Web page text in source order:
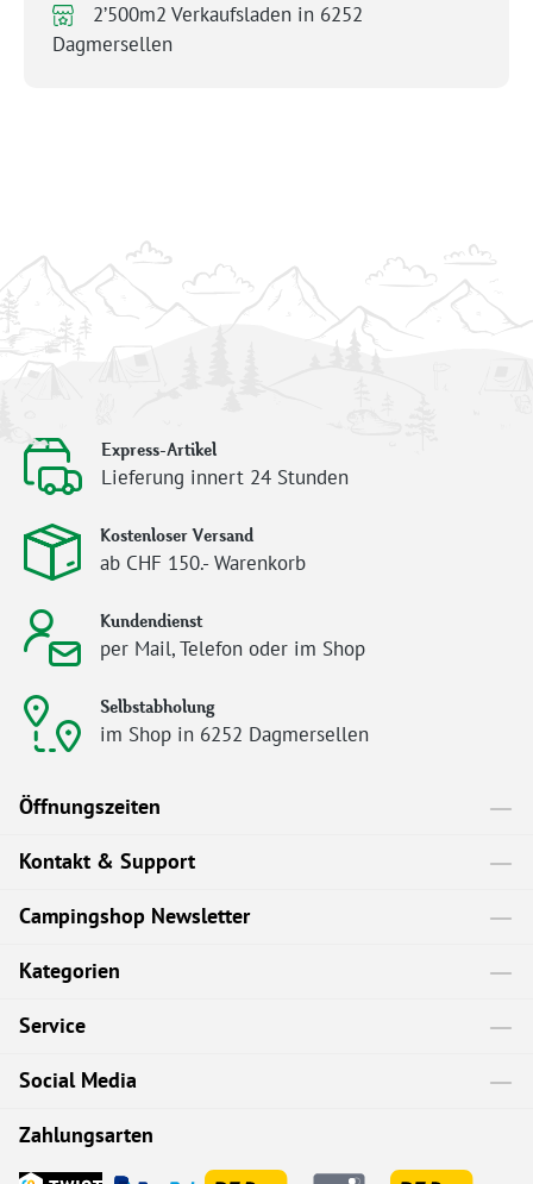
2’500m2 Verkaufsladen in 6252
Dagmersellen
Express-Artikel
Lieferung innert 24 Stunden
Kostenloser Versand
ab CHF 150.- Warenkorb
Kundendienst
per Mail, Telefon oder im Shop
Selbstabholung
im Shop in 6252 Dagmersellen
Öffnungszeiten
Kontakt & Support
Campingshop Newsletter
Kategorien
Service
Social Media
Zahlungsarten